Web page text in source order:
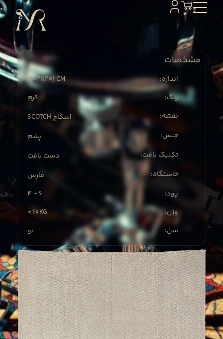
مشخصات
302X201 CM
:اندازه
کرم
:رنگ
SCOTCH اسکاچ
:نقشه
پشم
:جنس
دست بافت
:تکنیک بافت
فارس
:خاستگاه
4 - 6
:پود
≈ 10KG
:وزن
نو
:سن